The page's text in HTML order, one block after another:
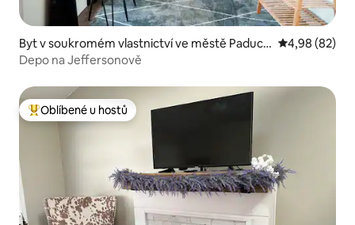
Byt v soukromém vlastnictví ve městě Paduca
h
Průměrné
4,98 (82)
Depo na Jeffersonově
Nejlepší v kategorii Oblíbené u hostů
Oblíbené u hostů